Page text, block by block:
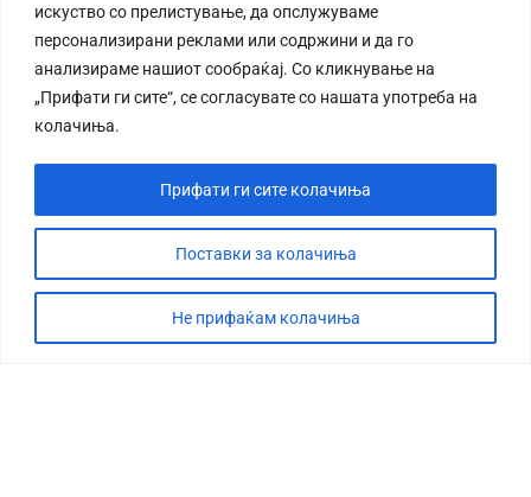
искуство со прелистување, да опслужуваме
персонализирани реклами или содржини и да го
анализираме нашиот сообраќај. Со кликнување на
„Прифати ги сите“, се согласувате со нашата употреба на
колачиња.
Поставки за колачиња
Не прифаќам колачиња
Прифати ги сите колачиња
СТОРИЈА
ДЕБАТА